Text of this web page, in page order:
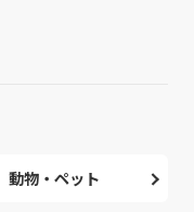
動物・ペット